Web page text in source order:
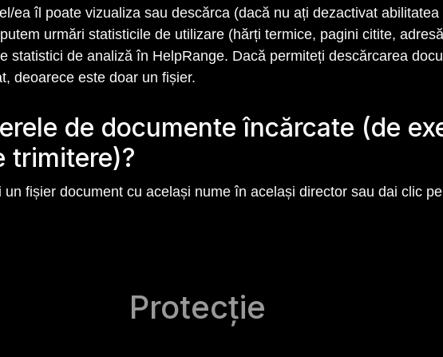
ea îl poate vizualiza sau descărca (dacă nu ați dezactivat
urmări statisticile de utilizare (hărți termice, pagini citite,
statistici de analiză în HelpRange. Dacă permiteți descărcarea
deoarece este doar un fișier.
de documente încărcate (de
trimitere)?
fișier document cu același nume în același director sau dai clic
Protecție